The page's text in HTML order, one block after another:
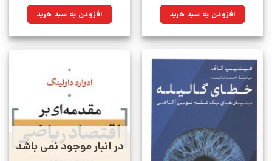
۶۵۰,۰۰۰تومان
بود.
۴۹۰,۷۵۰تومان.افزودن به سبد خرید ۸۸۰,۰۰۰تومان
بود.
۷۰۸,۴۰۰تومان.افزودن به سبد خرید
در انبار موجود نمی باشد